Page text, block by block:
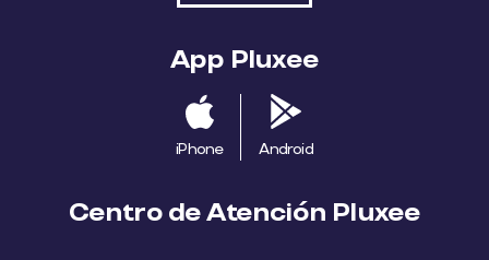
App Pluxee
iPhone Android
Centro de Atención Pluxee